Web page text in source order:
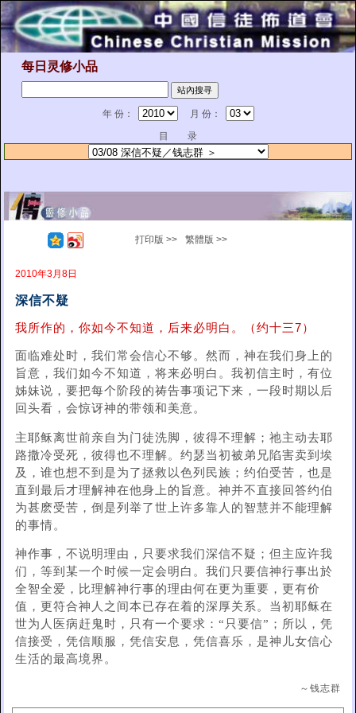
每日灵修小品
年 份：
月 份：
目 录
打印版 >> 繁體版 >>
2010年3月8日
深信不疑
我所作的，你如今不知道，后来必明白。（约十三7）
面临难处时，我们常会信心不够。然而，神在我们身上的
旨意，我们如今不知道，将来必明白。我初信主时，有位
姊妹说，要把每个阶段的祷告事项记下来，一段时期以后
回头看，会惊讶神的带领和美意。
主耶稣离世前亲自为门徒洗脚，彼得不理解；祂主动去耶
路撒冷受死，彼得也不理解。约瑟当初被弟兄陷害卖到埃
及，谁也想不到是为了拯救以色列民族；约伯受苦，也是
直到最后才理解神在他身上的旨意。神并不直接回答约伯
为甚麽受苦，倒是列举了世上许多靠人的智慧并不能理解
的事情。
神作事，不说明理由，只要求我们深信不疑；但主应许我
们，等到某一个时候一定会明白。我们只要信神行事出於
全智全爱，比理解神行事的理由何在更为重要，更有价
值，更符合神人之间本已存在着的深厚关系。当初耶稣在
世为人医病赶鬼时，只有一个要求：“只要信”；所以，凭
信接受，凭信顺服，凭信安息，凭信喜乐，是神儿女信心
生活的最高境界。
～钱志群